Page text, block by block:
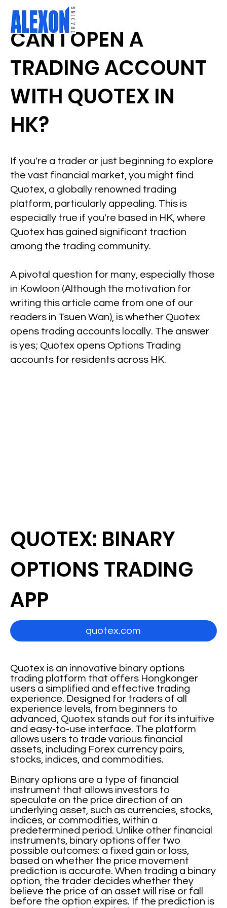
CAN I OPEN A
TRADING ACCOUNT
WITH QUOTEX IN
HK?
If you're a trader or just beginning to explore
the vast financial market, you might find
Quotex, a globally renowned trading
platform, particularly appealing. This is
especially true if you're based in HK, where
Quotex has gained significant traction
among the trading community.
A pivotal question for many, especially those
in Kowloon (Although the motivation for
writing this article came from one of our
readers in Tsuen Wan), is whether Quotex
opens trading accounts locally. The answer
is yes; Quotex opens Options Trading
accounts for residents across HK.
Quotex is an innovative binary options
trading platform that offers Hongkonger
users a simplified and effective trading
experience. Designed for traders of all
experience levels, from beginners to
advanced, Quotex stands out for its intuitive
and easy-to-use interface. The platform
allows users to trade various financial
assets, including Forex currency pairs,
stocks, indices, and commodities.
Binary options are a type of financial
instrument that allows investors to
speculate on the price direction of an
underlying asset, such as currencies, stocks,
indices, or commodities, within a
predetermined period. Unlike other financial
instruments, binary options offer two
possible outcomes: a fixed gain or loss,
based on whether the price movement
prediction is accurate. When trading a binary
option, the trader decides whether they
believe the price of an asset will rise or fall
before the option expires. If the prediction is
QUOTEX: BINARY
OPTIONS TRADING
APP
quotex.com